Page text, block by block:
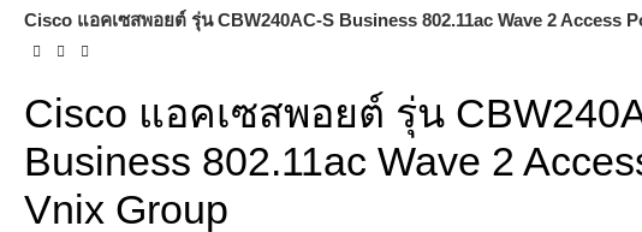
Cisco แอคเซสพอยต์ รุ่น CBW240AC-S Business 802.11ac Wave 2 Access
Cisco แอคเซสพอยต์ รุ่น
Business 802.11ac Wave 2
Vnix Group